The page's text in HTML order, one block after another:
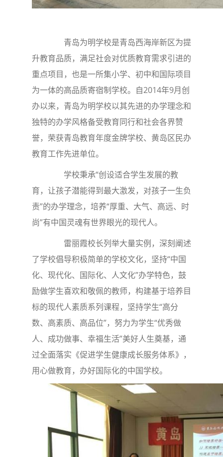
青岛为明学校是青岛西海岸新区为提
升教育品质，满足社会对优质教育需求引进的
重点项目，也是一所集小学、初中和国际项目
为一体的高品质寄宿制学校。自2014年9月创
办以来，青岛为明学校以其先进的办学理念和
独特的办学风格备受教育同行和社会各界赞
誉，荣获青岛教育年度金牌学校、黄岛区民办
教育工作先进单位。
学校秉承“创设适合学生发展的教
育，让孩子潜能得到最大激发，对孩子一生负
责”的办学理念，培养“厚重、大气、高远、时
尚”有中国灵魂有世界眼光的现代人。
雷丽霞校长列举大量实例，深刻阐述
了学校倡导积极简单的学校文化，坚持“中国
化、现代化、国际化、人文化”办学特色，鼓
励做学生喜欢和敬佩的教师，构建基于培养目
标的现代人素质系列课程，坚持学生“高分
数、高素质、高品位”，努力为学生“优秀做
人、成功做事、幸福生活”美好人生奠基，通
过全面落实《促进学生健康成长服务体系》，
用心做教育，办好国际化的中国学校。